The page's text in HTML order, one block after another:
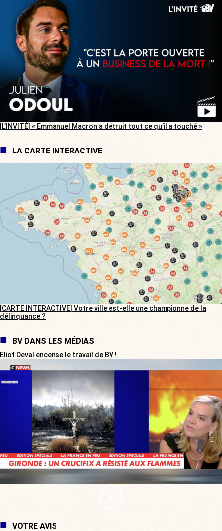
[L’INVITÉ] « Emmanuel Macron a détruit tout ce qu’il a touché »
LA CARTE INTERACTIVE
[CARTE INTERACTIVE] Votre ville est-elle une championne de la
délinquance ?
BV DANS LES MÉDIAS
Eliot Deval encense le travail de BV !
VOTRE AVIS